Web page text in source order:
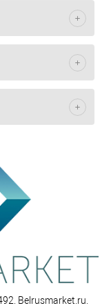
Belrusmarket.ru.